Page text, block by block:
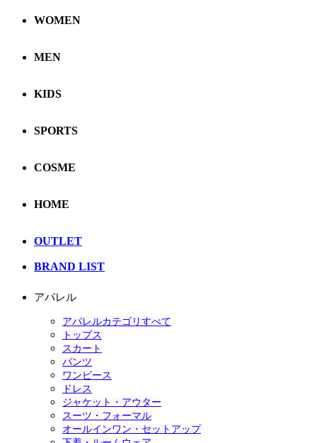
WOMEN
MEN
KIDS
SPORTS
COSME
HOME
OUTLET
BRAND LIST
アパレル
アパレルカテゴリすべて
トップス
スカート
パンツ
ワンピース
ドレス
ジャケット・アウター
スーツ・フォーマル
オールインワン・セットアップ